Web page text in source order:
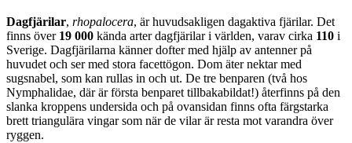
Dagfjärilar, rhopalocera, är huvudsakligen dagaktiva fjärilar. Det
finns över 19 000 kända arter dagfjärilar i världen, varav cirka 110 i
Sverige. Dagfjärilarna känner dofter med hjälp av antenner på
huvudet och ser med stora facettögon. Dom äter nektar med
sugsnabel, som kan rullas in och ut. De tre benparen (två hos
Nymphalidae, där är första benparet tillbakabildat!) återfinns på den
slanka kroppens undersida och på ovansidan finns ofta färgstarka
brett triangulära vingar som när de vilar är resta mot varandra över
ryggen.